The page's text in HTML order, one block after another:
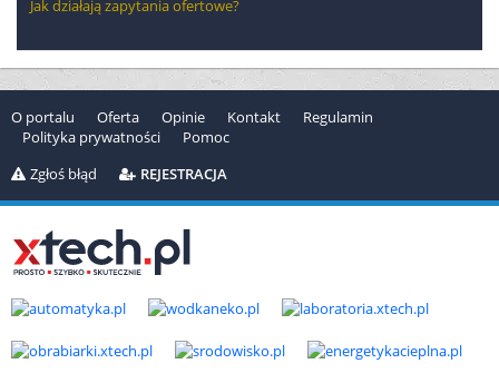
Jak działają zapytania ofertowe?
O portalu Oferta Opinie Kontakt
Regulamin
Polityka prywatności
Pomoc
Zgłoś błąd
REJESTRACJA